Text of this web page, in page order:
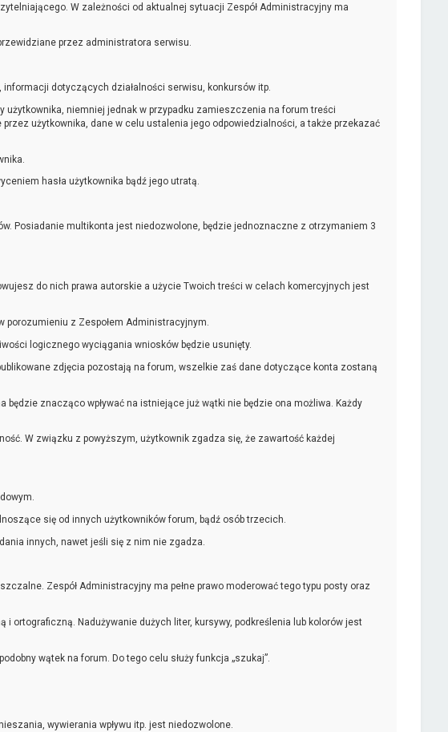
W zależności od aktualnej sytuacji Zespół Administracyjny ma
przez administratora serwisu.
dotyczących działalności serwisu, konkursów itp.
niemniej jednak w przypadku zamieszczenia na forum treści
użytkownika, dane w celu ustalenia jego odpowiedzialności, a także przekazać
hasła użytkownika bądź jego utratą.
Posiadanie multikonta jest niedozwolone, będzie jednoznaczne z otrzymaniem 3
do nich prawa autorskie a użycie Twoich treści w celach komercyjnych jest
porozumieniu z Zespołem Administracyjnym.
logicznego wyciągania wniosków będzie usunięty.
zdjęcia pozostają na forum, wszelkie zaś dane dotyczące konta zostaną
znacząco wpływać na istniejące już wątki nie będzie ona możliwa. Każdy
W związku z powyższym, użytkownik zgadza się, że zawartość każdej
się od innych użytkowników forum, bądź osób trzecich.
innych, nawet jeśli się z nim nie zgadza.
Zespół Administracyjny ma pełne prawo moderować tego typu posty oraz
ortograficzną. Nadużywanie dużych liter, kursywy, podkreślenia lub kolorów jest
wątek na forum. Do tego celu służy funkcja „szukaj”.
wywierania wpływu itp. jest niedozwolone.